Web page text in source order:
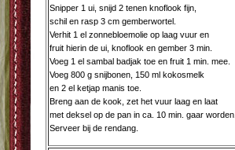
Snipper 1 ui, snijd 2 tenen knoflook fijn,
schil en rasp 3 cm gemberwortel.
Verhit 1 el zonnebloemolie op laag vuur en
fruit hierin de ui, knoflook en gember 3 min.
Voeg 1 el sambal badjak toe en fruit 1 min. mee.
Voeg 800 g snijbonen, 150 ml kokosmelk
en 2 el ketjap manis toe.
Breng aan de kook, zet het vuur laag en laat
met deksel op de pan in ca. 10 min. gaar worden.
Serveer bij de rendang.